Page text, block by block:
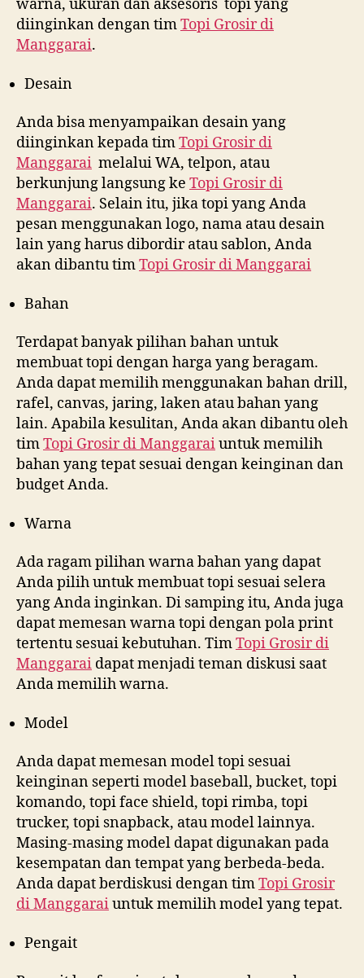
warna, ukuran dan aksesoris topi yang
diinginkan dengan timTopi Grosir di
Manggarai.
Desain
Anda bisa menyampaikan desain yang
diinginkan kepada timTopi Grosir di
Manggarai melalui WA, telpon, atau
berkunjung langsung ke Topi Grosir di
Manggarai. Selain itu, jika topi yang Anda
pesan menggunakan logo, nama atau desain
lain yang harus dibordir atau sablon, Anda
akan dibantu timTopi Grosir diManggarai
Bahan
Terdapat banyak pilihan bahan untuk
membuat topi dengan harga yang beragam.
Anda dapat memilih menggunakan bahan drill,
rafel, canvas, jaring, laken atau bahan yang
lain. Apabila kesulitan, Anda akan dibantu oleh
timTopi Grosir diManggaraiuntuk memilih
bahan yang tepat sesuai dengan keinginan dan
budget Anda.
Warna
Ada ragam pilihan warna bahan yang dapat
Anda pilih untuk membuat topi sesuai selera
yang Anda inginkan. Di samping itu, Anda juga
dapat memesan warna topi dengan pola print
tertentu sesuai kebutuhan. TimTopi Grosir di
Manggarai dapat menjadi teman diskusi saat
Anda memilih warna.
Model
Anda dapat memesan model topi sesuai
keinginan seperti model baseball, bucket, topi
komando, topi face shield, topi rimba, topi
trucker, topi snapback, atau model lainnya.
Masing-masing model dapat digunakan pada
kesempatan dan tempat yang berbeda-beda.
Anda dapat berdiskusi dengan timTopi Grosir
diManggaraiuntuk memilih model yang tepat.
Pengait